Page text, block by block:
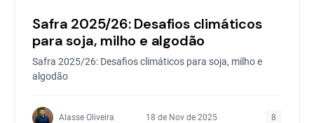
Safra 2025/26: Desafios climáticos
para soja, milho e algodão
Safra 2025/26: Desafios climáticos para soja, milho e
algodão
Alasse Oliveira 18 de Nov de 2025 8